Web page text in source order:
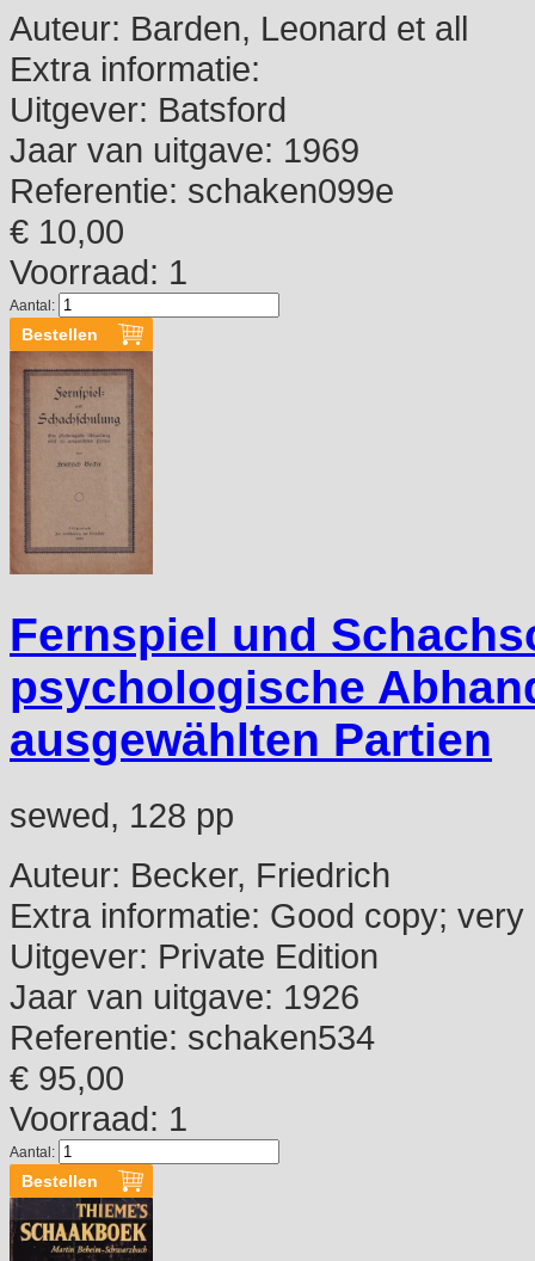
Auteur: Barden, Leonard et all
Extra informatie:
Uitgever: Batsford
Jaar van uitgave: 1969
Referentie: schaken099e
€ 10,00
Voorraad: 1
Aantal:
Fernspiel und
psychologische
ausgewählten Partien
sewed, 128 pp
Auteur: Becker, Friedrich
Extra informatie: Good copy; very
Uitgever: Private Edition
Jaar van uitgave: 1926
Referentie: schaken534
€ 95,00
Voorraad: 1
Aantal: